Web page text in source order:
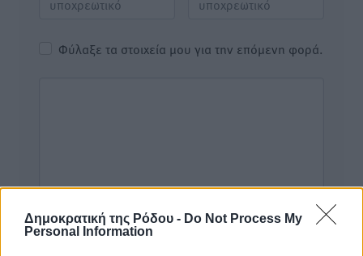
Δημοκρατική της Ρόδου - Do Not Process My
Personal Information
Φύλαξε τα στοιχεία μου για την επόμενη φορά.